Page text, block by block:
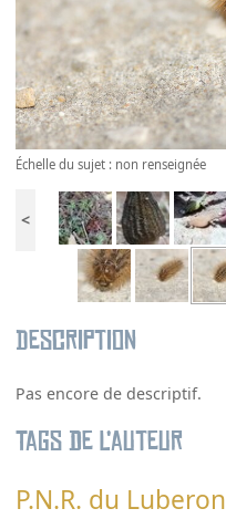
Échelle du sujet : non renseignée
<
Description
Pas encore de descriptif.
Tags de l’auteur
P.N.R. du Luberon